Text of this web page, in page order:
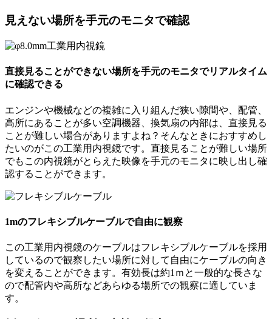
見えない場所を手元のモニタで確認
直接見ることができない場所を手元のモニタでリアルタイム
に確認できる
エンジンや機械などの複雑に入り組んだ狭い隙間や、配管、
高所にあることが多い空調機器、換気扇の内部は、直接見る
ことが難しい場合がありますよね？そんなときにおすすめし
たいのがこの工業用内視鏡です。直接見ることが難しい場所
でもこの内視鏡がとらえた映像を手元のモニタに映し出し確
認することができます。
1mのフレキシブルケーブルで自由に観察
この工業用内視鏡のケーブルはフレキシブルケーブルを採用
しているので観察したい場所に対して自由にケーブルの向き
を変えることができます。有効長は約1ｍと一般的な長さな
ので配管内や高所などあらゆる場所での観察に適していま
す。